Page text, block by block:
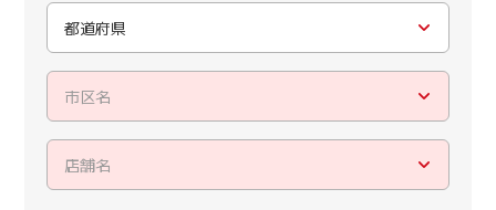
都道府県
市区名
店舗名